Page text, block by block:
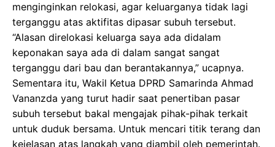
menginginkan relokasi, agar keluarganya tidak lagi
terganggu atas aktifitas dipasar subuh tersebut.
“Alasan direlokasi keluarga saya ada didalam
keponakan saya ada di dalam sangat sangat
terganggu dari bau dan berantakannya,” ucapnya.
Sementara itu, Wakil Ketua DPRD Samarinda Ahmad
Vananzda yang turut hadir saat penertiban pasar
subuh tersebut bakal mengajak pihak-pihak terkait
untuk duduk bersama. Untuk mencari titik terang dan
kejelasan atas langkah yang diambil oleh pemerintah.